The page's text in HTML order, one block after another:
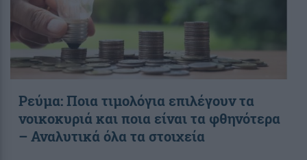
Ρεύμα: Ποια τιμολόγια επιλέγουν τα
νοικοκυριά και ποια είναι τα φθηνότερα
– Αναλυτικά όλα τα στοιχεία